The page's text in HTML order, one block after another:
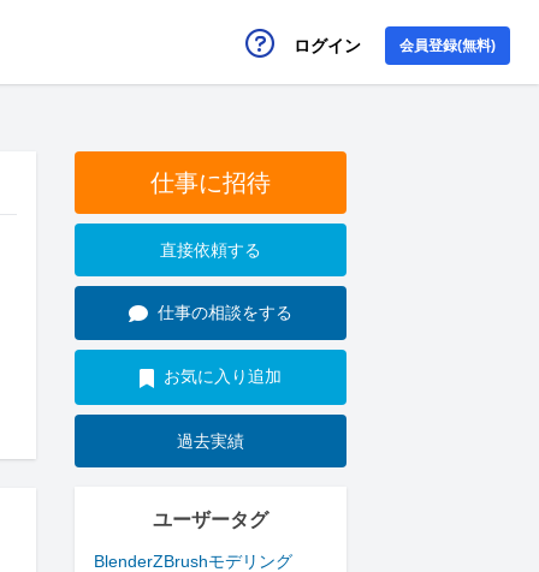
ログイン 会員登録(無料)
仕事に招待
直接依頼する
仕事の相談をする
お気に入り追加
過去実績
ユーザータグ
BlenderZBrushモデリング